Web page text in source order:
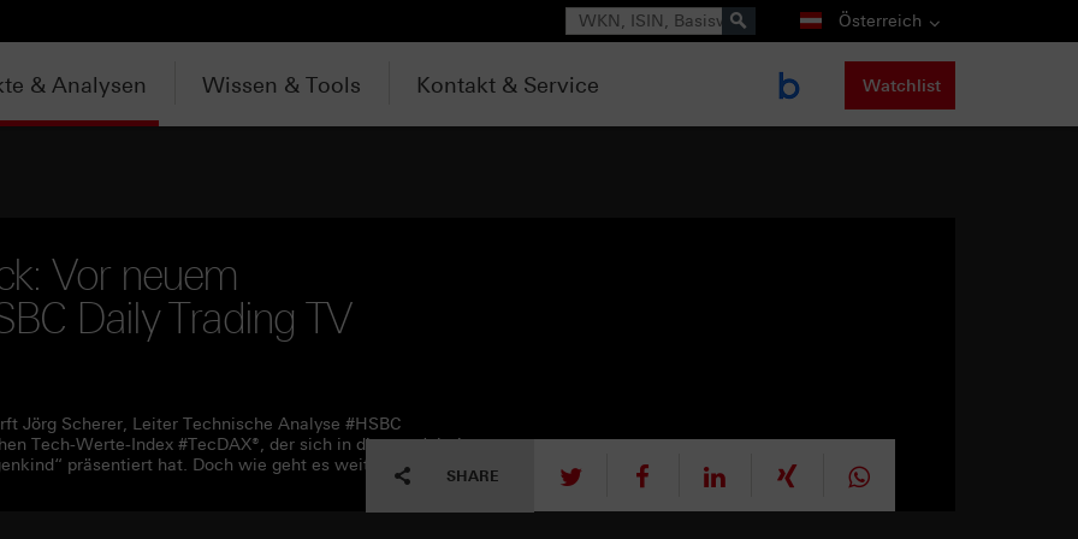
Suche Österreich
& Analysen Wissen & Tools Kontakt & Service Watchlist
Vor neuem
Daily Trading TV
Jörg Scherer, Leiter Technische Analyse #HSBC
Tech-Werte-Index #TecDAX®, der sich in diesem Jahr im
präsentiert hat. Doch wie geht es weiter?
SHARE tweet mitteilen